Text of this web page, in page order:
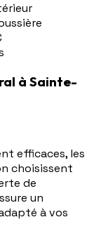
à Sainte-
efficaces, les
choisissent
de
un
à vos